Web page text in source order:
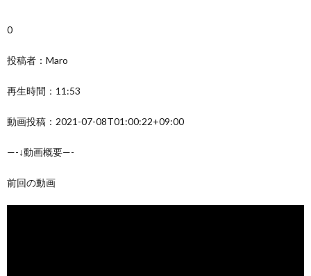
0
投稿者：Maro
再生時間：11:53
動画投稿：2021-07-08T01:00:22+09:00
—-↓動画概要—-
前回の動画